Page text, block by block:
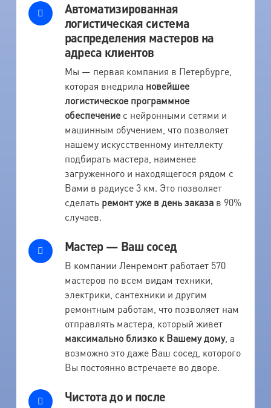
Автоматизированная
логистическая система
распределения мастеров на
адреса клиентов
Мы — первая компания в Петербурге,
которая внедрила новейшее
логистическое программное
обеспечениес нейронными сетями и
машинным обучением, что позволяет
нашему искусственному интеллекту
подбирать мастера, наименее
загруженного и находящегося рядом с
Вами в радиусе 3 км. Это позволяет
сделать ремонт уже в день заказав 90%
случаев.
Мастер — Ваш сосед
В компании Ленремонт работает 570
мастеров по всем видам техники,
электрики, сантехники и другим
ремонтным работам, что позволяет нам
отправлять мастера, который живет
максимально близко к Вашему дому, а
возможно это даже Ваш сосед, которого
Вы постоянно встречаете во дворе.
Чистота до и после